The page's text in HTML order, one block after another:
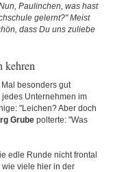
Paulinchen, was hast
gelernt?" Meist
dass Du uns zuliebe
kehren
besonders gut
Unternehmen im
"Leichen? Aber doch
Grube polterte: "Was
edle Runde nicht frontal
viele hier in der